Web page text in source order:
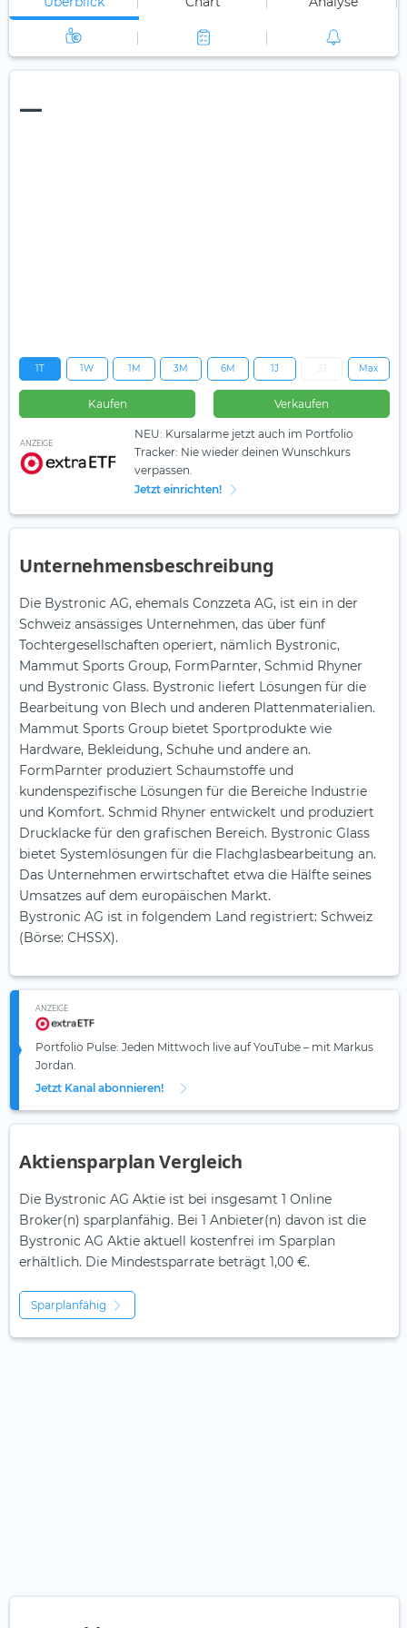
—
1T 1W 1M 3M 6M 1J Max
Kaufen Verkaufen
ANZEIGE
NEU: Kursalarme jetzt auch im Portfolio
Tracker: Nie wieder deinen Wunschkurs
verpassen.
Jetzt einrichten!
Unternehmensbeschreibung
Die Bystronic AG, ehemals Conzzeta AG, ist ein in der
Schweiz ansässiges Unternehmen, das über fünf
Tochtergesellschaften operiert, nämlich Bystronic,
Mammut Sports Group, FormParnter, Schmid Rhyner
und Bystronic Glass. Bystronic liefert Lösungen für die
Bearbeitung von Blech und anderen Plattenmaterialien.
Mammut Sports Group bietet Sportprodukte wie
Hardware, Bekleidung, Schuhe und andere an.
FormParnter produziert Schaumstoffe und
kundenspezifische Lösungen für die Bereiche Industrie
und Komfort. Schmid Rhyner entwickelt und produziert
Drucklacke für den grafischen Bereich. Bystronic Glass
bietet Systemlösungen für die Flachglasbearbeitung an.
Das Unternehmen erwirtschaftet etwa die Hälfte seines
Umsatzes auf dem europäischen Markt.
Bystronic AG ist in folgendem Land registriert: Schweiz
(Börse: CHSSX).
ANZEIGE
Portfolio Pulse: Jeden Mittwoch live auf YouTube – mit Markus
Jordan.
Jetzt Kanal abonnieren!
Aktiensparplan Vergleich
Die Bystronic AG Aktie ist bei insgesamt 1 Online
Broker(n) sparplanfähig. Bei 1 Anbieter(n) davon ist die
Bystronic AG Aktie aktuell kostenfrei im Sparplan
erhältlich. Die Mindestsparrate beträgt 1,00 €.
Sparplanfähig